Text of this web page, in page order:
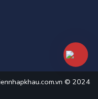
tụ)
© 2024